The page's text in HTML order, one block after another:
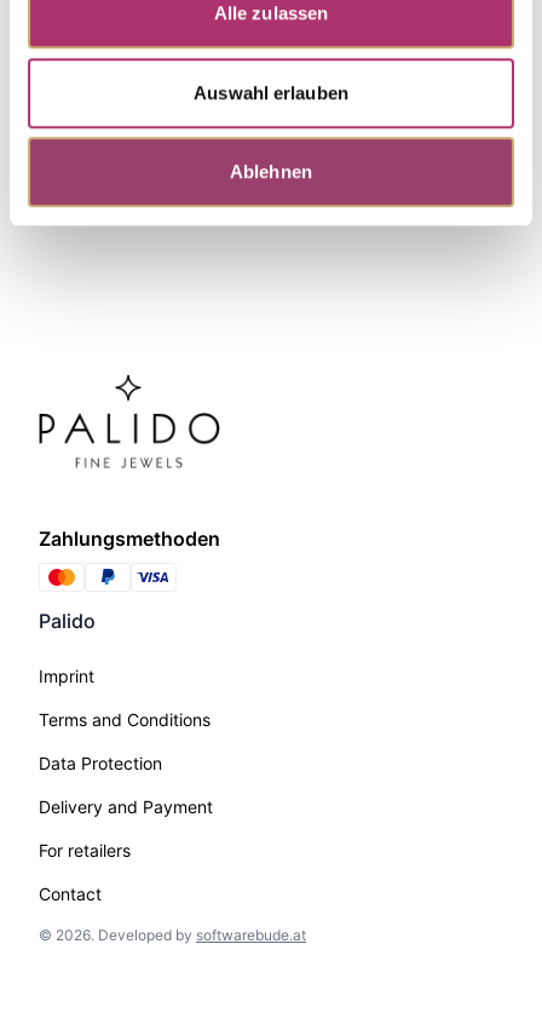
Alle zulassen
Auswahl erlauben
Ablehnen
EARRING, red gold, 750/-,fc diamond
Zahlungsmethoden
Palido
Imprint
Terms and Conditions
Data Protection
Delivery and Payment
For retailers
Contact
© 2026. Developed by softwarebude.at